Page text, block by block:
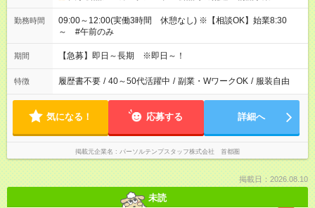
勤務時間
09:00～12:00(実働3時間 休憩なし) ※【相談OK】始業8:30
～ #午前のみ
期間 【急募】即日～長期 ※即日～！
特徴 履歴書不要 / 40～50代活躍中 / 副業・WワークOK / 服装自由
気になる！ 応募する 詳細へ
掲載元企業名 パーソルテンプスタッフ株式会社 首都圏
掲載日：2026.08.10
未読